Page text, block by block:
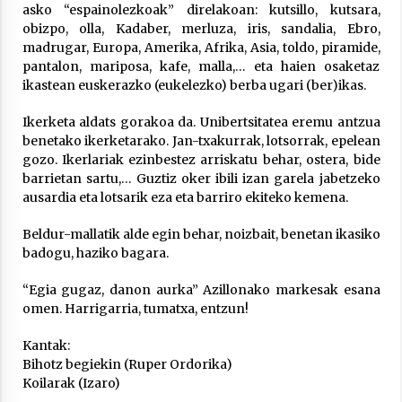
Berria egunkarian elkarrizketa
2021/07/06
Hala Bedi irratiko Hizpidea saioan
Arrosaren 20 urteez
EHZtik
asko “espainolezkoak” direlakoan: kutsillo, kutsara,
obizpo, olla, Kadaber, merluza, iris, sandalia, Ebro,
madrugar, Europa, Amerika, Afrika, Asia, toldo, piramide,
pantalon, mariposa, kafe, malla,… eta haien osaketaz
ikastean euskerazko (eukelezko) berba ugari (ber)ikas.
Ikerketa aldats gorakoa da. Unibertsitatea eremu antzua
benetako ikerketarako. Jan-txakurrak, lotsorrak, epelean
gozo. Ikerlariak ezinbestez arriskatu behar, ostera, bide
barrietan sartu,… Guztiz oker ibili izan garela jabetzeko
ausardia eta lotsarik eza eta barriro ekiteko kemena.
Beldur-mallatik alde egin behar, noizbait, benetan ikasiko
badogu, haziko bagara.
“Egia gugaz, danon aurka” Azillonako markesak esana
omen. Harrigarria, tumatxa, entzun!
Kantak:
Bihotz begiekin (Ruper Ordorika)
Koilarak (Izaro)